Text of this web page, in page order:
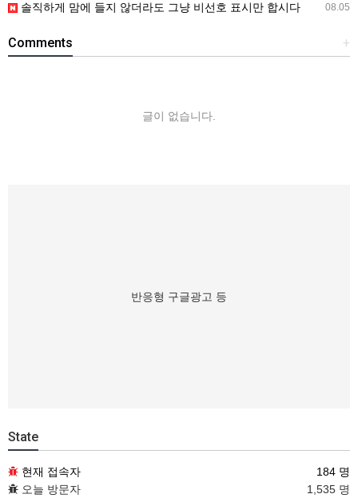
08.05
솔직하게 맘에 들지 않더라도 그냥 비선호 표시만 합시다
+
Comments
글이 없습니다.
반응형 구글광고 등
State
현재 접속자
184 명
오늘 방문자
1,535 명